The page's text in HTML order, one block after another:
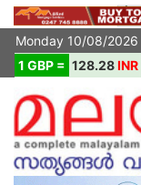
Monday 10/08/2026
1 GBP = 128.28INR